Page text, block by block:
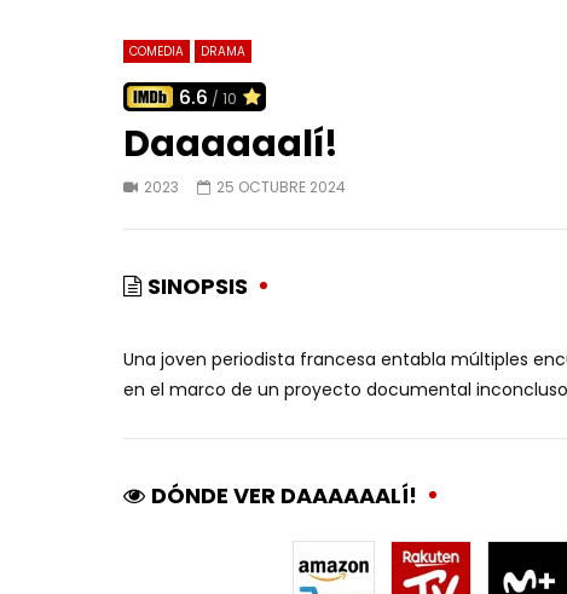
COMEDIA DRAMA
6.6 / 10
Daaaaaalí!
2023 25 OCTUBRE 2024
SINOPSIS
Una joven periodista francesa entabla múltiples
en el marco de un proyecto documental
DÓNDE VER DAAAAAALÍ!